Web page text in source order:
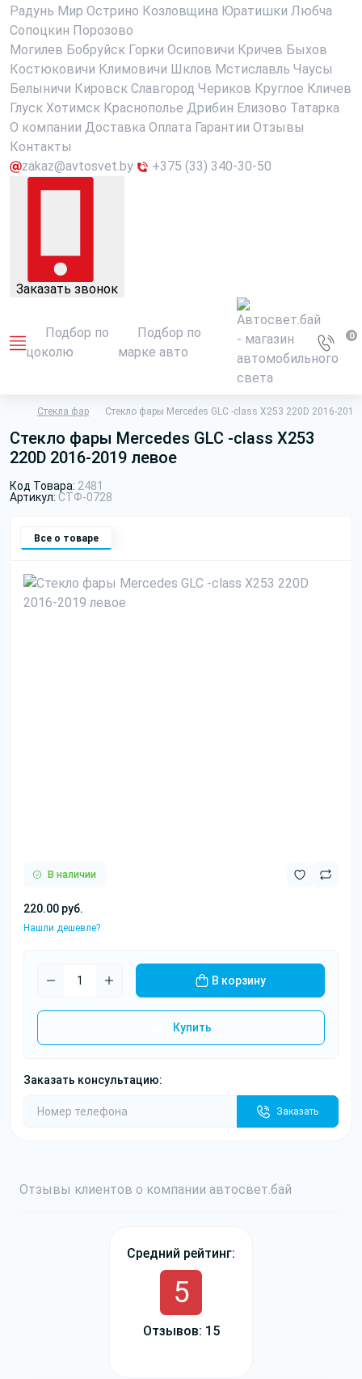
Радунь Мир Острино Козловщина Юратишки Любча
Сопоцкин Порозово
Могилев Бобруйск Горки Осиповичи Кричев Быхов
Костюковичи Климовичи Шклов Мстиславль Чаусы
Белыничи Кировск Славгород Чериков Круглое Кличев
Глуск Хотимск Краснополье Дрибин Елизово Татарка
О компании Доставка Оплата Гарантии Отзывы
Контакты
zakaz@avtosvet.by
+375 (33) 340-30-50
Заказать звонок
Подбор по
цоколю
Подбор по
марке авто
0
Стекла фар Стекло фары Mercedes GLC -class X253 220D 2016-2019
Стекло фары Mercedes GLC -class X253
220D 2016-2019 левое
Код Товара: 2481
Артикул: СТФ-0728
Все о товаре
В наличии
220.00 руб.
Нашли дешевле?
В корзину
Купить
Заказать консультацию:
Заказать
Отзывы клиентов о компании автосвет.бай
Средний рейтинг:
5
Отзывов: 15